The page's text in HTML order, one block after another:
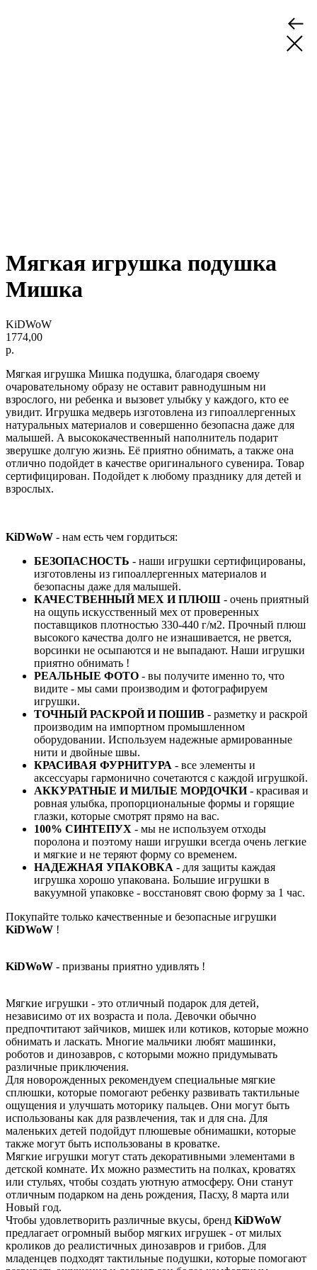
Мягкая игрушка подушка
Мишка
KiDWoW
1774,00
р.
Мягкая игрушка Мишка подушка, благодаря своему
очаровательному образу не оставит равнодушным ни
взрослого, ни ребенка и вызовет улыбку у каждого, кто ее
увидит. Игрушка медверь изготовлена из гипоаллергенных
натуральных материалов и совершенно безопасна даже для
малышей. А высококачественный наполнитель подарит
зверушке долгую жизнь. Её приятно обнимать, а также она
отлично подойдет в качестве оригинального сувенира. Товар
сертифицирован. Подойдет к любому празднику для детей и
взрослых.
KiDWoW - нам есть чем гордиться:
БЕЗОПАСНОСТЬ - наши игрушки сертифицированы,
изготовлены из гипоаллергенных материалов и
безопасны даже для малышей.
КАЧЕСТВЕННЫЙ МЕХ И ПЛЮШ - очень приятный
на ощупь искусственный мех от проверенных
поставщиков плотностью 330-440 г/м2. Прочный плюш
высокого качества долго не изнашивается, не рвется,
ворсинки не осыпаются и не выпадают. Наши игрушки
приятно обнимать !
РЕАЛЬНЫЕ ФОТО - вы получите именно то, что
видите - мы сами производим и фотографируем
игрушки.
ТОЧНЫЙ РАСКРОЙ И ПОШИВ - разметку и раскрой
производим на импортном промышленном
оборудовании. Используем надежные армированные
нити и двойные швы.
КРАСИВАЯ ФУРНИТУРА - все элементы и
аксессуары гармонично сочетаются с каждой игрушкой.
АККУРАТНЫЕ И МИЛЫЕ МОРДОЧКИ- красивая и
ровная улыбка, пропорциональные формы и горящие
глазки, которые смотрят прямо на вас.
100% СИНТЕПУХ - мы не используем отходы
поролона и поэтому наши игрушки всегда очень легкие
и мягкие и не теряют форму со временем.
НАДЕЖНАЯ УПАКОВКА - для защиты каждая
игрушка хорошо упакована. Большие игрушки в
вакуумной упаковке - восстановят свою форму за 1 час.
Покупайте только качественные и безопасные игрушки
KiDWoW !
KiDWoW - призваны приятно удивлять !
Мягкие игрушки - это отличный подарок для детей,
независимо от их возраста и пола. Девочки обычно
предпочтитают зайчиков, мишек или котиков, которые можно
обнимать и ласкать. Многие мальчики любят машинки,
роботов и динозавров, с которыми можно придумывать
различные приключения.
Для новорожденных рекомендуем специальные мягкие
сплюшки, которые помогают ребенку развивать тактильные
ощущения и улучшать моторику пальцев. Они могут быть
использованы как для развлечения, так и для сна. Для
маленьких детей подойдут плюшевые обнимашки, которые
также могут быть использованы в кроватке.
Мягкие игрушки могут стать декоративными элементами в
детской комнате. Их можно разместить на полках, кроватях
или стульях, чтобы создать уютную атмосферу. Они станут
отличным подарком на день рождения, Пасху, 8 марта или
Новый год.
Чтобы удовлетворить различные вкусы, бренд KiDWoW
предлагает огромный выбор мягких игрушек - от милых
кроликов до реалистичных динозавров и грибов. Для
младенцев подходят тактильные подушки, которые помогают